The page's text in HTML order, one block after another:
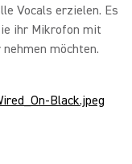
Vocals erzielen. Es
ihr Mikrofon mit
möchten.